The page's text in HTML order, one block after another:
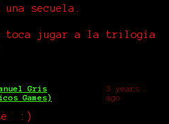
secuela.
toca jugar a la trilogía
Gris
Games)
3 years
ago
:)